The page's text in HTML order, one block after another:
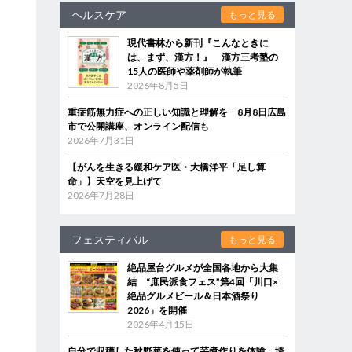
ヘルスケア もっと見る
現代書林から新刊『こんなときに
は、まず、漢方！』 漢方三考塾の
15人の医師や薬剤師が執筆
2026年8月5日
重症筋無力症への正しい知識と理解を 8月8日広島
市で公開講座、オンライン配信も
2026年7月31日
【がんを生きる緩和ケア医・大橋洋平「足し算
命」】天空を見上げて
2026年7月28日
フェスティバル もっと見る
絶品屋台グルメが全国各地から大集
結 “庶民派食フェス”第4回「川口×
絶品グルメビール＆日本酒祭り
2026」を開催
2026年4月15日